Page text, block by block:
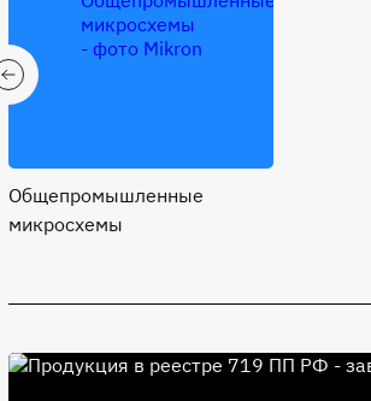
Общепромышленные
микросхемы